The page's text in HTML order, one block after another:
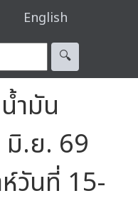
English
🔍︎
ำมัน
.ย. 69
วันที่ 15-